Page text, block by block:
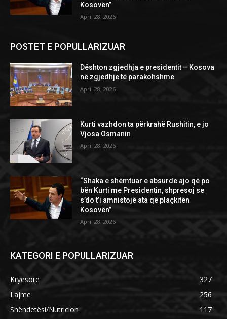
Kosovën”
April 28, 2026
POSTET E POPULLARIZUAR
Dështon zgjedhja e presidentit – Kosova
në zgjedhje të parakohshme
April 28, 2026
Kurti vazhdon ta përkrahë Rushitin, e jo
Vjosa Osmanin
April 28, 2026
“Shaka e shëmtuar e absurde ajo që po
bën Kurti me Presidentin, shpresoj se
s’do t’i amnistojë ata që plaçkitën
Kosovën”
April 28, 2026
KATEGORI E POPULLARIZUAR
Kryesore
327
Lajme
256
Shëndetësi/Nutricion
117